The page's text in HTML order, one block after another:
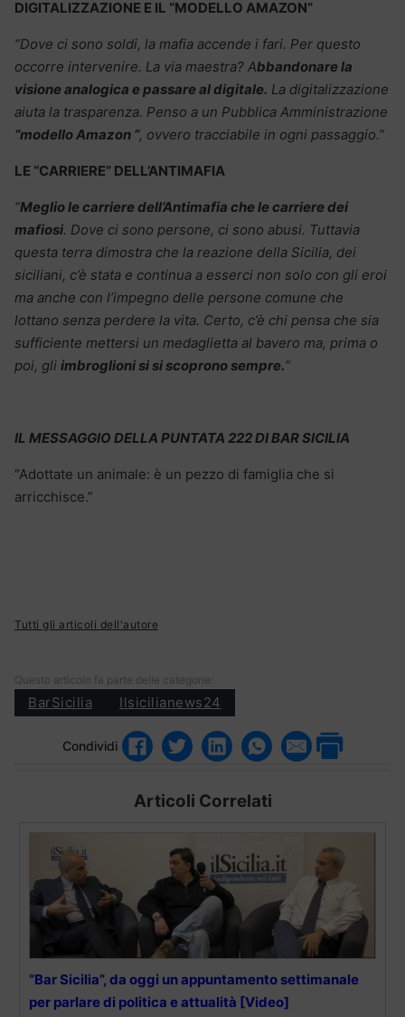
DIGITALIZZAZIONE E IL “MODELLO AMAZON”
“Dove ci sono soldi, la mafia accende i fari. Per questo
occorre intervenire. La via maestra? Abbandonare la
visione analogica e passare al digitale. La digitalizzazione
aiuta la trasparenza. Penso a un Pubblica Amministrazione
“modello Amazon “, ovvero tracciabile in ogni passaggio.”
LE “CARRIERE” DELL’ANTIMAFIA
“Meglio le carriere dell’Antimafia che le carriere dei
mafiosi. Dove ci sono persone, ci sono abusi. Tuttavia
questa terra dimostra che la reazione della Sicilia, dei
siciliani, c’è stata e continua a esserci non solo con gli eroi
ma anche con l’impegno delle persone comune che
lottano senza perdere la vita. Certo, c’è chi pensa che sia
sufficiente mettersi un medaglietta al bavero ma, prima o
poi, gli imbroglioni si si scoprono sempre.“
IL MESSAGGIO DELLA PUNTATA 222 DI BAR SICILIA
“Adottate un animale: è un pezzo di famiglia che si
arricchisce.”
Tutti gli articoli dell'autore
Questo articolo fa parte delle categorie:
BarSicilia Ilsicilianews24
Condividi
Articoli Correlati
“Bar Sicilia”, da oggi un appuntamento settimanale
per parlare di politica e attualità [Video]